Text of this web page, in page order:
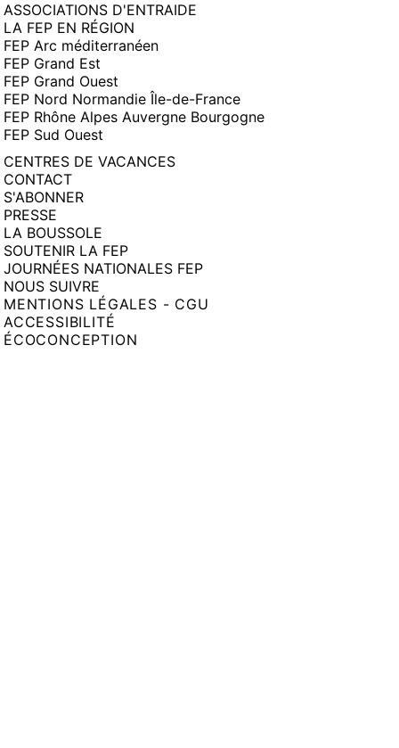
ASSOCIATIONS D'ENTRAIDE
LA FEP EN RÉGION
FEP Arc méditerranéen
FEP Grand Est
FEP Grand Ouest
FEP Nord Normandie Île-de-France
FEP Rhône Alpes Auvergne Bourgogne
FEP Sud Ouest
CENTRES DE VACANCES
CONTACT
S'ABONNER
PRESSE
LA BOUSSOLE
SOUTENIR LA FEP
JOURNÉES NATIONALES FEP
NOUS SUIVRE
MENTIONS LÉGALES - CGU
ACCESSIBILITÉ
ÉCOCONCEPTION